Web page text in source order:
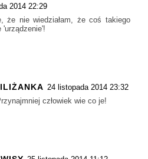
2014 22:29
że nie wiedziałam, że coś takiego
'urządzenie'!
24 listopada 2014 23:32
człowiek wie co je!